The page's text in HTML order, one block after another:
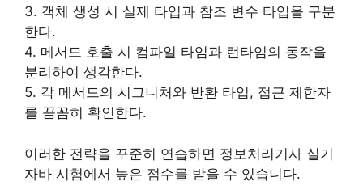
3. 객체 생성 시 실제 타입과 참조 변수 타입을 구분
한다.
4. 메서드 호출 시 컴파일 타임과 런타임의 동작을
분리하여 생각한다.
5. 각 메서드의 시그니처와 반환 타입, 접근 제한자
를 꼼꼼히 확인한다.
이러한 전략을 꾸준히 연습하면 정보처리기사 실기
자바 시험에서 높은 점수를 받을 수 있습니다.